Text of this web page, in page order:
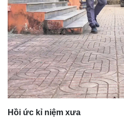
Hồi ức kỉ niệm xưa